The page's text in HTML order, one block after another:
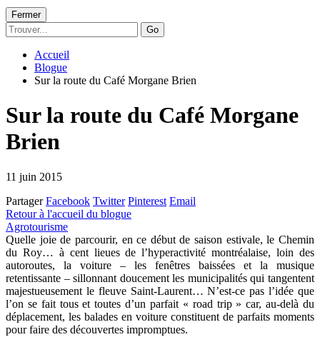
Fermer
Go
Accueil
Blogue
Sur la route du Café Morgane Brien
Sur la route du Café Morgane
Brien
11 juin 2015
Partager Facebook Twitter Pinterest Email
Retour à l'accueil du blogue
Agrotourisme
Quelle joie de parcourir, en ce début de saison estivale, le Chemin
du Roy… à cent lieues de l’hyperactivité montréalaise, loin des
autoroutes, la voiture – les fenêtres baissées et la musique
retentissante – sillonnant doucement les municipalités qui tangentent
majestueusement le fleuve Saint-Laurent… N’est-ce pas l’idée que
l’on se fait tous et toutes d’un parfait « road trip » car, au-delà du
déplacement, les balades en voiture constituent de parfaits moments
pour faire des découvertes impromptues.